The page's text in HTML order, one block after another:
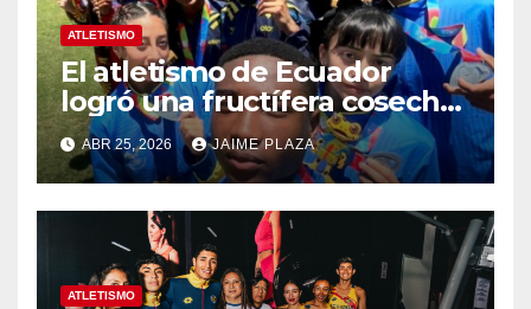
ATLETISMO
El atletismo de Ecuador
logró una fructífera cosecha
en Panamá 2026
ABR 25, 2026 JAIME PLAZA
ATLETISMO